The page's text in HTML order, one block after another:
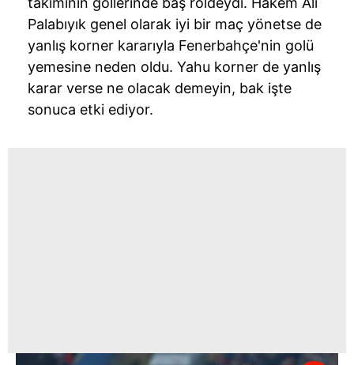
Palabıyık genel olarak iyi bir maç yönetse de
yanlış korner kararıyla Fenerbahçe'nin golü
yemesine neden oldu. Yahu korner de yanlış
karar verse ne olacak demeyin, bak işte
sonuca etki ediyor.